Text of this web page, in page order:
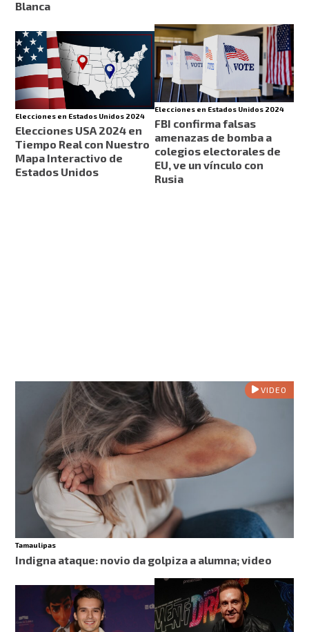
Blanca
Elecciones en Estados Unidos 2024
Elecciones USA 2024 en
Tiempo Real con Nuestro
Mapa Interactivo de
Estados Unidos
Elecciones en Estados Unidos 2024
FBI confirma falsas
amenazas de bomba a
colegios electorales de
EU, ve un vínculo con
Rusia
VIDEO
Tamaulipas
Indigna ataque: novio da golpiza a alumna; video